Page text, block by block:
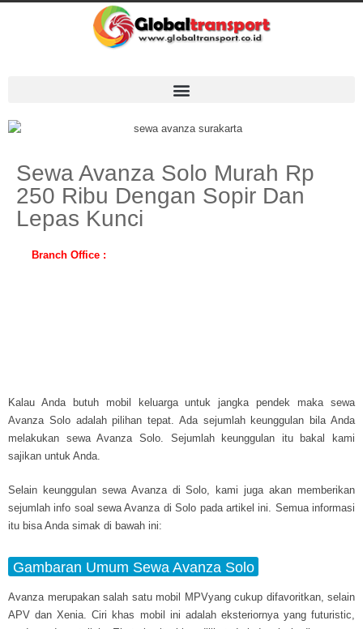
Sewa Avanza Solo Murah Rp
250 Ribu Dengan Sopir Dan
Lepas Kunci
Branch Office :
Kalau Anda butuh mobil keluarga untuk jangka pendek maka sewa
Avanza Solo adalah pilihan tepat. Ada sejumlah keunggulan bila Anda
melakukan sewa Avanza Solo. Sejumlah keunggulan itu bakal kami
sajikan untuk Anda.
Selain keunggulan sewa Avanza di Solo, kami juga akan memberikan
sejumlah info soal sewa Avanza di Solo pada artikel ini. Semua informasi
itu bisa Anda simak di bawah ini:
Gambaran Umum Sewa Avanza Solo
Avanza merupakan salah satu mobil MPVyang cukup difavoritkan, selain
APV dan Xenia. Ciri khas mobil ini adalah eksteriornya yang futuristic,